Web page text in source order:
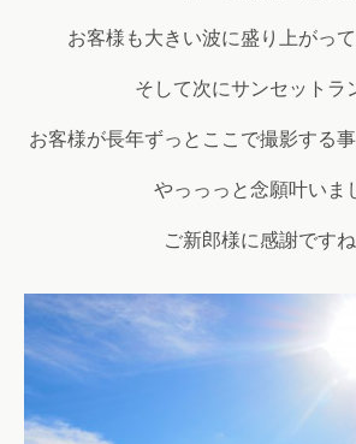
お客様も大きい波に盛り上がっ
そして次にサンセットラ
お客様が長年ずっとここで撮影する
やっっっと念願叶いま
ご新郎様に感謝です